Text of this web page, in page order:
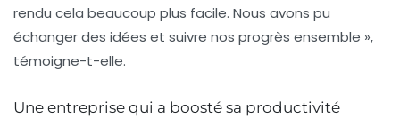
rendu cela beaucoup plus facile. Nous avons pu
échanger des idées et suivre nos progrès ensemble »,
témoigne-t-elle.
Une entreprise qui a boosté sa productivité